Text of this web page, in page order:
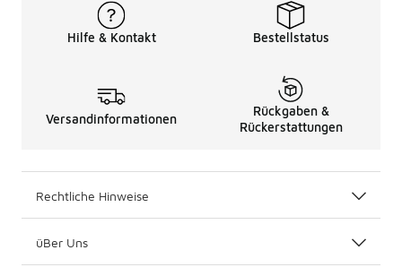
Hilfe & Kontakt Bestellstatus
Versandinformationen
Rückgaben &
Rückerstattungen
Rechtliche Hinweise
üBer Uns